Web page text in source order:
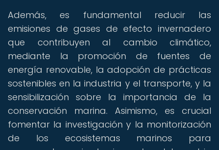
Además, es fundamental reducir las
emisiones de gases de efecto invernadero
que contribuyen al cambio climático,
mediante la promoción de fuentes de
energía renovable, la adopción de prácticas
sostenibles en la industria y el transporte, y la
sensibilización sobre la importancia de la
conservación marina. Asimismo, es crucial
fomentar la investigación y la monitorización
de los ecosistemas marinos para